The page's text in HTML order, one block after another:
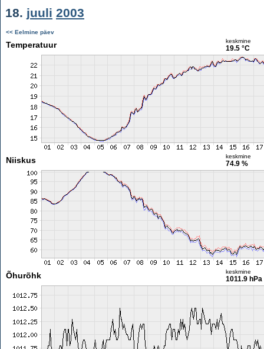
18. juuli 2003
<< Eelmine päev
Temperatuur keskmine
19.5 °C
Niiskus keskmine
74.9 %
Õhurõhk keskmine
1011.9 hPa